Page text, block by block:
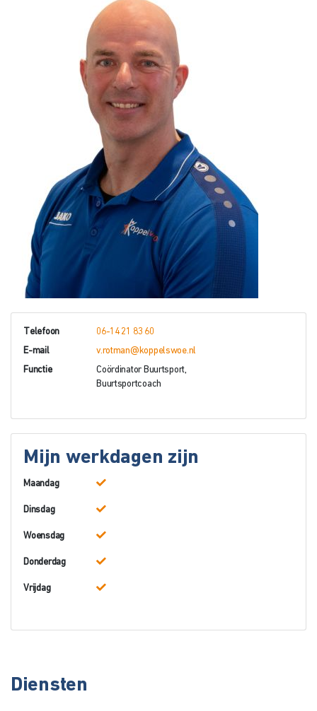
Telefoon 06-14 21 83 60
E-mail v.rotman@koppelswoe.nl
Functie
Coördinator Buurtsport,
Buurtsportcoach
Mijn werkdagen zijn
Maandag
Dinsdag
Woensdag
Donderdag
Vrijdag
Diensten